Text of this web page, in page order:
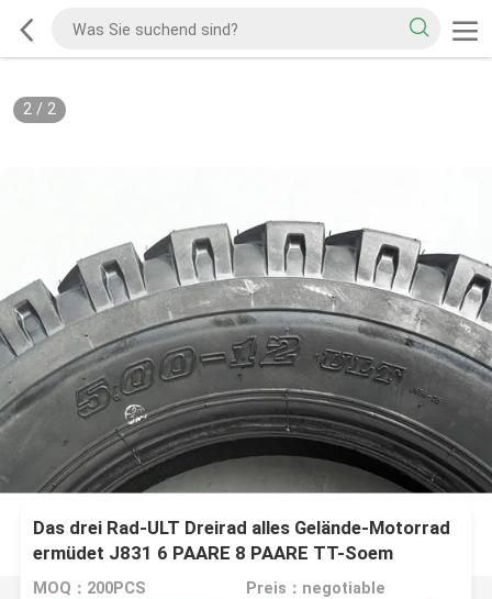
2/ 2
Das drei Rad-ULT Dreirad alles Gelände-Motorrad
ermüdet J831 6 PAARE 8 PAARE TT-Soem
MOQ：200PCS Preis：negotiable